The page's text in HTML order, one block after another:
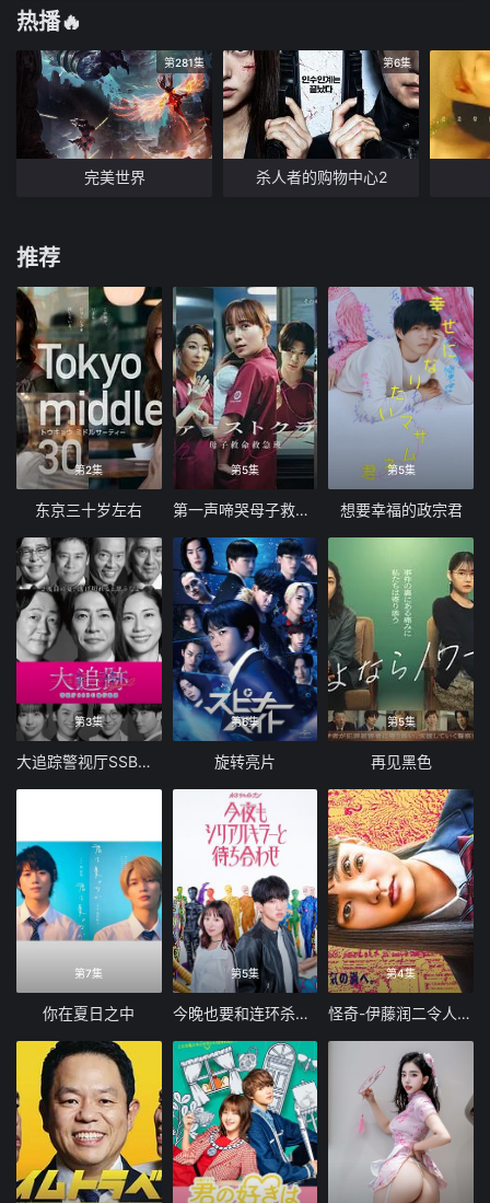
热播🔥
第281集
完美世界
第6集
杀人者的购物中心2
推荐
第2集
东京三十岁左右
第5集
第一声啼哭母子救命急救班
第5集
想要幸福的政宗君
第3集
大追踪警视厅SSBC强行犯系第二季
第6集
旋转亮片
第5集
再见黑色
第7集
你在夏日之中
第5集
今晚也要和连环杀手约会
第4集
怪奇-伊藤润二令人彻夜难眠的奇异故事